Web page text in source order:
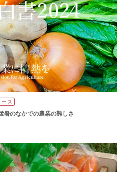
ース
暑のなかでの農業の難しさ